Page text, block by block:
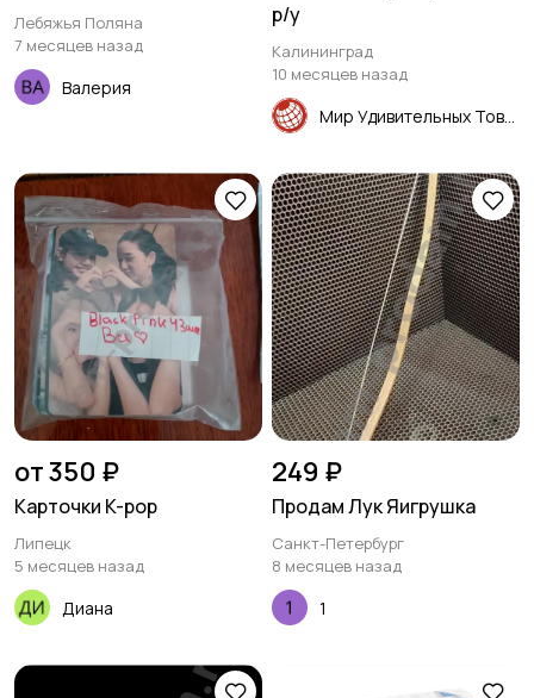
Лебяжья Поляна
7 месяцев назад
Валерия
р/у
Калининград
10 месяцев назад
от 350 ₽
Карточки K-pop
Липецк
5 месяцев назад
Диана
249 ₽
Продам Лук Яигрушка
Санкт-Петербург
8 месяцев назад
1